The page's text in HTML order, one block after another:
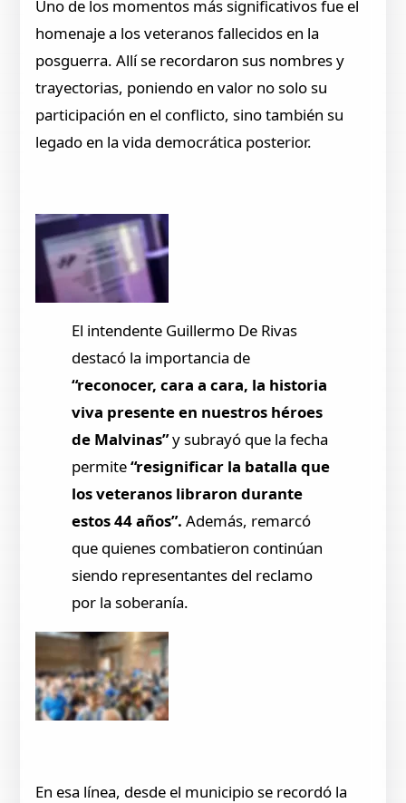
Uno de los momentos más significativos fue el
homenaje a los veteranos fallecidos en la
posguerra. Allí se recordaron sus nombres y
trayectorias, poniendo en valor no solo su
participación en el conflicto, sino también su
legado en la vida democrática posterior.
El intendente Guillermo De Rivas
destacó la importancia de
“reconocer, cara a cara, la historia
viva presente en nuestros héroes
de Malvinas”y subrayó que la fecha
permite“resignificar la batalla que
los veteranos libraron durante
estos 44 años”.Además, remarcó
que quienes combatieron continúan
siendo representantes del reclamo
por la soberanía.
En esa línea, desde el municipio se recordó la